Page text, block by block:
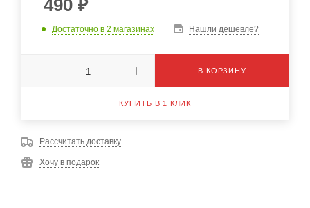
490 ₽
Достаточно в 2 магазинах Нашли дешевле?
В КОРЗИНУ
КУПИТЬ В 1 КЛИК
Рассчитать доставку
Хочу в подарок